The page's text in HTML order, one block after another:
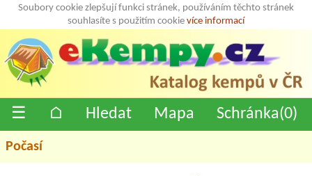
Soubory cookie zlepšují funkci stránek, používáním těchto stránek
souhlasíte s použitím cookie více informací
☰ ⌂ Hledat Mapa Schránka(0)
Počasí